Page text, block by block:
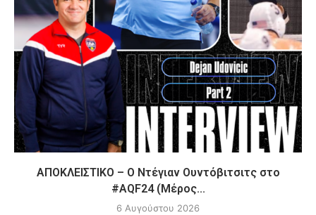
ΑΠΟΚΛΕΙΣΤΙΚΟ – Ο Ντέγιαν Ουντόβιτσιτς στο
#AQF24 (Μέρος...
6 Αυγούστου 2026